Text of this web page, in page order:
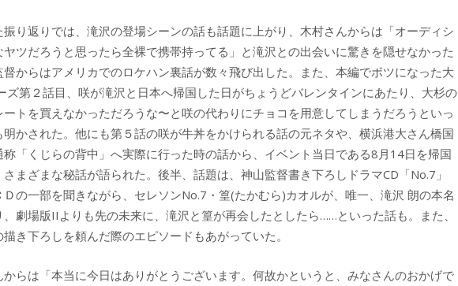
り返りでは、滝沢の登場シーンの話も話題に上がり、木村さんからは「オーディシ
ツだろうと思ったら全裸で携帯持ってる」と滝沢との出会いに驚きを隠せなかった
からはアメリカでのロケハン裏話が数々飛び出した。また、本編でボツになった大
ズ第２話目、咲が滝沢と日本へ帰国した日がちょうどバレンタインにあたり、大杉の
トを買えなかっただろうな〜と咲の代わりにチョコを用意してしまうだろうといっ
かされた。他にも第５話の咲が牛丼をかけられる話の元ネタや、横浜港大さん橋国
「くじらの背中」へ実際に行った時の話から、イベント当日である8月14日を帰国
まざまな秘話が語られた。後半、話題は、神山監督書き下ろしドラマCD「No.7」
の一部を聞きながら、セレソンNo.7・篁(たかむら)カオルが、唯一、滝沢 朗の本名
劇場版IIよりも先の未来に、滝沢と篁が再会したとしたら……といった話も。また、
き下ろしを頼んだ際のエピソードもあがっていた。
らは「本当に今日はありがとうございます。何故かというと、みなさんのおかげで